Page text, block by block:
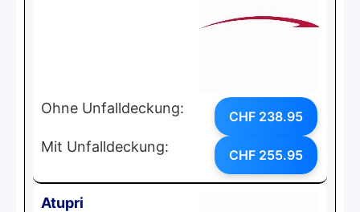
Ohne Unfalldeckung: CHF 238.95
Mit Unfalldeckung: CHF 255.95
Atupri